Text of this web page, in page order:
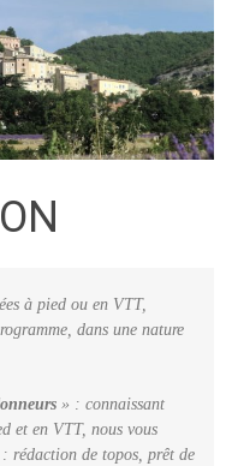
à pied ou en VTT,
dans une nature
» : connaissant
et en VTT, nous vous
rédaction de topos, prêt de